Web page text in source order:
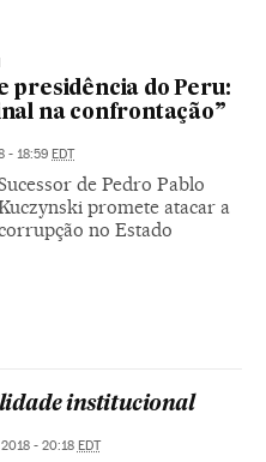
presidência do Peru:
na confrontação”
- 18:59 EDT
de Pedro Pablo
promete atacar a
no Estado
institucional
- 20:18 EDT